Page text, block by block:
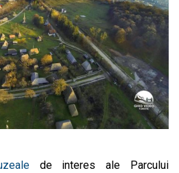
de interes ale Parcului